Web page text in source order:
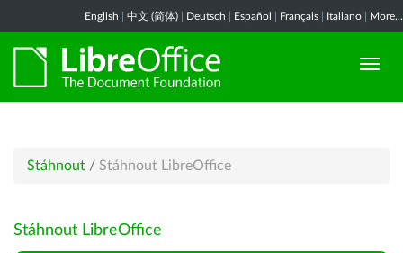
English 中文 (简体) Deutsch Español Français Italiano More...
Stáhnout / Stáhnout LibreOffice
Stáhnout LibreOffice